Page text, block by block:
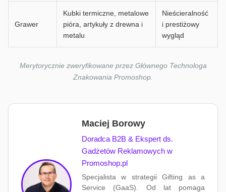
Grawer
Kubki termiczne, metalowe
pióra, artykuły z drewna i
metalu
Nieścieralność
i prestiżowy
wygląd
Merytorycznie zweryfikowane przez Głównego Technologa
Znakowania Promoshop.
Maciej Borowy
Doradca B2B & Ekspert ds.
Gadżetów Reklamowych w
Promoshop.pl
Specjalista w strategii Gifting as a
Service (GaaS). Od lat pomaga